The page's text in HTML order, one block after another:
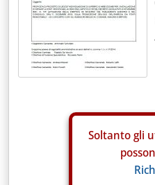
Soltanto gli